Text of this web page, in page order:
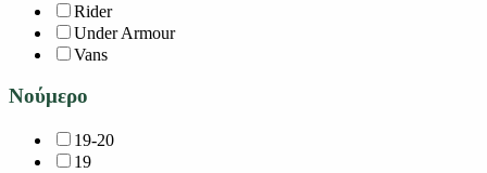
Rider
Under Armour
Vans
Νούμερο
19-20
19